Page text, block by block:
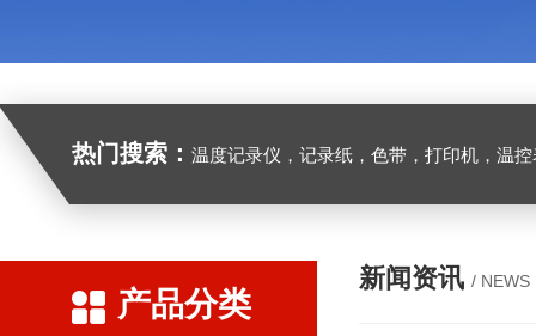
热门搜索： 温度记录仪，记录纸，色带，打印机，温控表
产品分类
新闻资讯 / NEWS